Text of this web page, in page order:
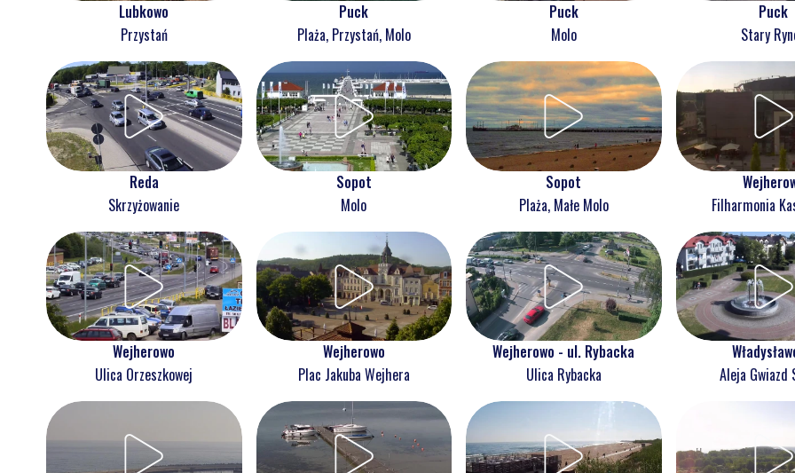
Lubkowo
Przystań
Puck
Plaża, Przystań, Molo
Puck
Molo
Puck
Stary
Reda
Skrzyżowanie
Sopot
Molo
Sopot
Plaża, Małe Molo
Filharmonia
Wejherowo
Ulica Orzeszkowej
Wejherowo
Plac Jakuba Wejhera
Wejherowo - ul. Rybacka
Ulica Rybacka
Aleja Gwiazd